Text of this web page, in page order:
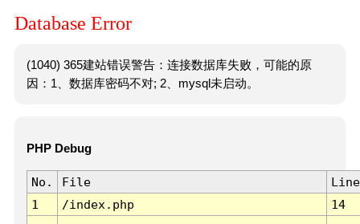
Database Error
(1040) 365建站错误警告：连接数据库失败，可能的原
因：1、数据库密码不对; 2、mysql未启动。
PHP Debug
No. File
Line
1
/index.php 14